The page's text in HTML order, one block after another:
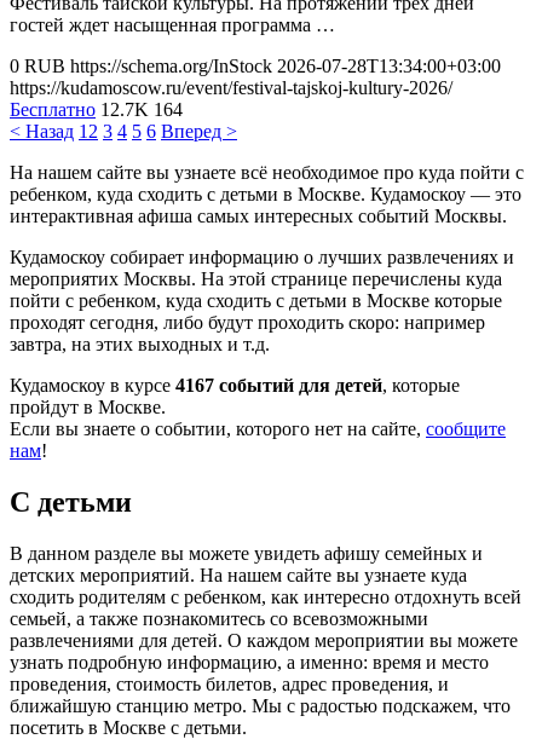
гостей ждет насыщенная программа …
0 RUB https://schema.org/InStock 2026-07-28T13:34:00+03:00
https://kudamoscow.ru/event/festival-tajskoj-kultury-2026/
Бесплатно 12.7K 164
< Назад 1 2 3 4 5 6 Вперед >
На нашем сайте вы узнаете всё необходимое про куда пойти с
ребенком, куда сходить с детьми в Москве. Кудамоскоу — это
интерактивная афиша самых интересных событий Москвы.
Кудамоскоу собирает информацию о лучших развлечениях и
мероприятих Москвы. На этой странице перечислены куда
пойти с ребенком, куда сходить с детьми в Москве которые
проходят сегодня, либо будут проходить скоро: например
завтра, на этих выходных и т.д.
Кудамоскоу в курсе 4167 событий для детей, которые
пройдут в Москве.
Если вы знаете о событии, которого нет на сайте, сообщите
нам!
С детьми
В данном разделе вы можете увидеть афишу семейных и
детских мероприятий. На нашем сайте вы узнаете куда
сходить родителям с ребенком, как интересно отдохнуть всей
семьей, а также познакомитесь со всевозможными
развлечениями для детей. О каждом мероприятии вы можете
узнать подробную информацию, а именно: время и место
проведения, стоимость билетов, адрес проведения, и
ближайшую станцию метро. Мы с радостью подскажем, что
посетить в Москве с детьми.